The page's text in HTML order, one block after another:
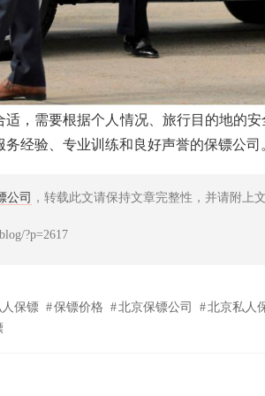
，需要根据个人情况、旅行目的地的
经验、专业训练和良好声誉的保镖公司
公司
，转载此文请保持文章完整性，并请附上
?p=2617
保镖 保镖价格 北京保镖公司 北京私人